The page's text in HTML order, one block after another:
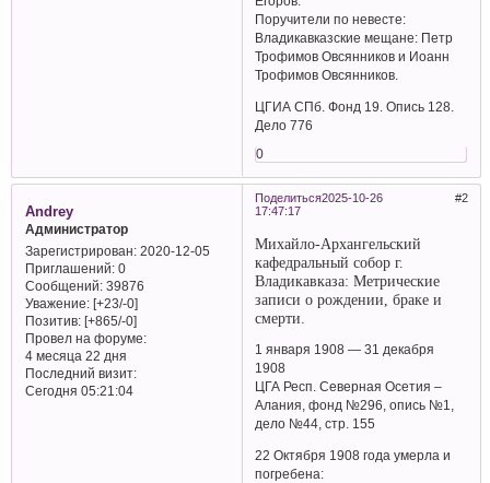
Поручители по невесте:
Владикавказские мещане: Петр
Трофимов Овсянников и Иоанн
Трофимов Овсянников.
ЦГИА СПб. Фонд 19. Опись 128.
Дело 776
0
Поделиться 2
2025-10-26
17:47:17
Andrey
Администратор
Зарегистрирован: 2020-12-05
Приглашений:0
Сообщений:39876
Уважение: [+23/-0]
Позитив: [+865/-0]
Провел на форуме:
4 месяца 22 дня
Последний визит:
Сегодня 05:21:04
Михайло-Архангельский
кафедральный собор г.
Владикавказа: Метрические
записи о рождении, браке и
смерти.
1 января 1908 — 31 декабря
1908
ЦГА Респ. Северная Осетия –
Алания, фонд №296, опись №1,
дело №44, стр. 155
22 Октября 1908 года умерла и
погребена: